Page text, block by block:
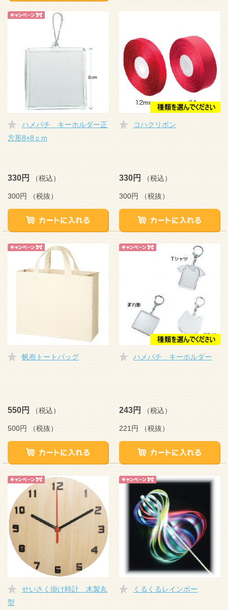
ハメパチ キーホルダー正
方形8×8ｃm
330円 （税込）
300円 （税抜）
コハクリボン
330円 （税込）
300円 （税抜）
帆布トートバッグ
550円 （税込）
500円 （税抜）
ハメパチ キーホルダー
243円 （税込）
221円 （税抜）
せいさく掛け時計 木製丸
型
くるくるレインボー